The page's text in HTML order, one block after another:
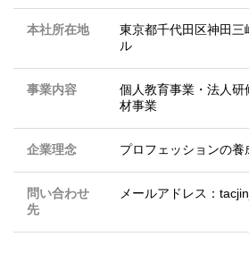
本社所在地
東京都千代田区神田
ル
事業内容
個人教育事業・法人研
材事業
企業理念 プロフェッションの
問い合わせ
先
メールアドレス：